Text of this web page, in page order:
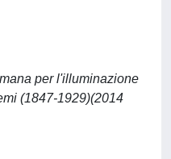
per l'illuminazione
(1847-1929)(2014